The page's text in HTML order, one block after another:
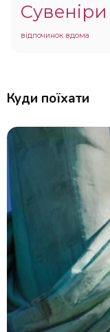
Сувеніри
відпочинок вдома
Куди поїхати